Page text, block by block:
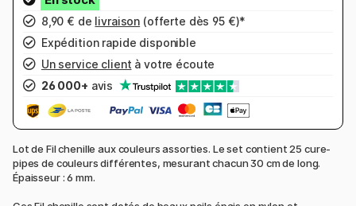
8,90 € de livraison (offerte dès 95 €)*
Expédition rapide disponible
Un service client à votre écoute
26 000+ avis
Lot de Fil chenille aux couleurs assorties. Le set contient 25 cure-
pipes de couleurs différentes, mesurant chacun 30 cm de long.
Épaisseur : 6 mm.